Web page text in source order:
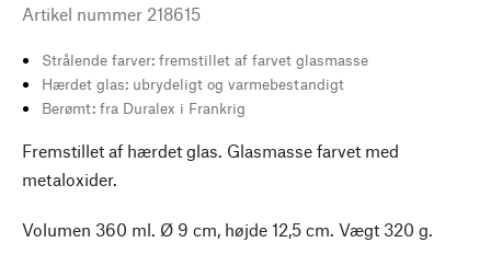
Artikel nummer 218615
Strålende farver: fremstillet af farvet glasmasse
Hærdet glas: ubrydeligt og varmebestandigt
Berømt: fra Duralex i Frankrig
Fremstillet af hærdet glas. Glasmasse farvet med
metaloxider.
Volumen 360 ml. Ø 9 cm, højde 12,5 cm. Vægt 320 g.